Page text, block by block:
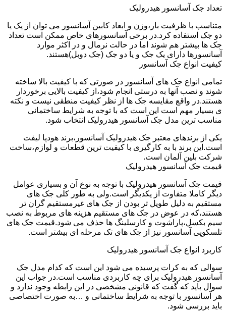
تعداد جک آسانسور هیدرولیک
متناسب با ظرفیت بار،وزن و ابعاد کابین آسانسور می توان از یک یا
دو جک استفاده کرد.در برخی آسانسورهای خاص ممکن است تعداد
جک ها بیشتر هم شوند اما در حالت نرمال و در اکثر موارد
آسانسورها دارای یک جک و یا دو جک (جک دوبل)هستند.
کیفیت انواع جک آسانسور
تمامی انواع جک های آسانسور در صورتی که با کیفیت بالا ساخته
شوند و نصب آنها به درستی انجام شود،از کیفیت بالایی برخوردار
هستند.در واقع مقایسه جک ها از نظر کیفیت منطقی نیست و نکته
ی بسیار مهم است این است که با توجه به شرایط ساختمانی
مناسب ترین مدل جک آسانسور هیدرولیک انتخاب شود.
یکی از برندهای معتبر جک هیدرولیک آسانسور،برند هودپا لیفت
است.این برند با به کارگیری با کیفیت ترین قطعات و لوازم،ساخت
شرکت بلین آلمان است.
قیمت جک آسانسور هیدرولیک
قیمت جک آسانسور هیدرولیک با توجه به نوع آن و بسیاری عوامل
دیگر کاملا متفاوت از یکدیگر است.ولی به طور کلی جک های
مستقیم به دلیل طویل تر بودن از جک های غیرمستقیم گران تر
هستند،که در عوض در جک های مستقیم هزینه های مربوط به نصب
سیم بکسل،پاراشوت و کارسلینگ ها حذف می شود.قیمت جک های
تلسکوپی آسانسور نیز از جک های تک مرحله ای بیشتر است.
کاربرد انواع جک آسانسور هیدرولیک
سوالی که به کرات پرسیده می شود این است که کدام مدل جک
آسانسور هیدرولیک برای چه کاربردی مناسب است.در جواب این
سوال باید که گفت که قانونی مشخصی در این رابطه وجود ندارد و
هر آسانسور با توجه به شرایط ساختمانی و …به صورت اختصاصی
باید بررسی شود.